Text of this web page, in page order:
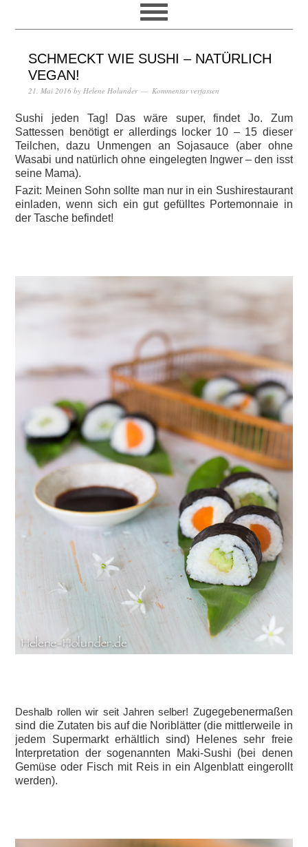
SCHMECKT WIE SUSHI – NATÜRLICH
VEGAN!
21. Mai 2016 by Helene Holunder Kommentar verfassen
Sushi jeden Tag! Das wäre super, findet Jo. Zum
Sattessen benötigt er allerdings locker 10 – 15 dieser
Teilchen, dazu Unmengen an Sojasauce (aber ohne
Wasabi und natürlich ohne eingelegten Ingwer – den isst
seine Mama).
Fazit: Meinen Sohn sollte man nur in ein Sushirestaurant
einladen, wenn sich ein gut gefülltes Portemonnaie in
der Tasche befindet!
Deshalb rollen wir seit Jahren selber! Zugegebenermaßen
sind die Zutaten bis auf die Noriblätter (die mittlerweile in
jedem Supermarkt erhältlich sind) Helenes sehr freie
Interpretation der sogenannten Maki-Sushi (bei denen
Gemüse oder Fisch mit Reis in ein Algenblatt eingerollt
werden).